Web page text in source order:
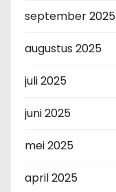
september 2025
augustus 2025
juli 2025
juni 2025
mei 2025
april 2025